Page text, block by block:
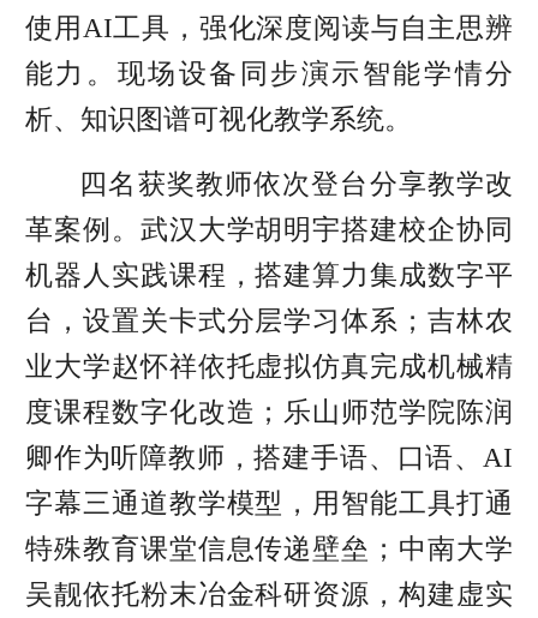
使用AI工具，强化深度阅读与自主思辨
能力。现场设备同步演示智能学情分
析、知识图谱可视化教学系统。
四名获奖教师依次登台分享教学改
革案例。武汉大学胡明宇搭建校企协同
机器人实践课程，搭建算力集成数字平
台，设置关卡式分层学习体系；吉林农
业大学赵怀祥依托虚拟仿真完成机械精
度课程数字化改造；乐山师范学院陈润
卿作为听障教师，搭建手语、口语、AI
字幕三通道教学模型，用智能工具打通
特殊教育课堂信息传递壁垒；中南大学
吴靓依托粉末冶金科研资源，构建虚实